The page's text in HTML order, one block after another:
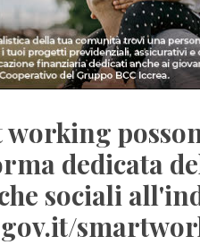
dedicata
sociali